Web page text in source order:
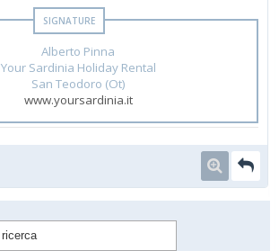
Alberto Pinna
Your Sardinia Holiday Rental
San Teodoro (Ot)
www.yoursardinia.it